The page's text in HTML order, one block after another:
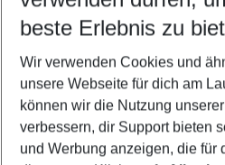
5-8
2 Erwachsene Keine Kinder
Mehr Filter
beste Erlebnis zu
Wir verwenden Cookies und
unsere Webseite für dich am
können wir die Nutzung
verbessern, dir Support bieten
und Werbung anzeigen, die für